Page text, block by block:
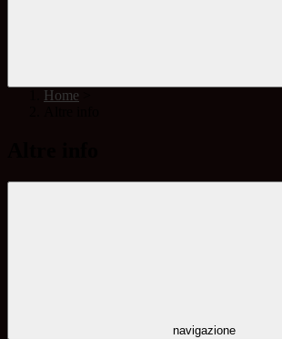
Home
navigazione